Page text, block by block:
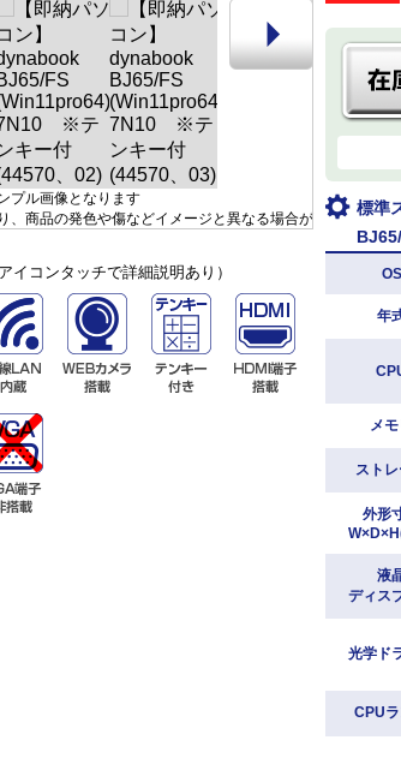
プル画像となります
、商品の発色や傷などイメージと異なる場合が
アイコンタッチで詳細説明あり）
標準
OS
年
メモ
スト
外形
液
ディス
光学ド
CPU